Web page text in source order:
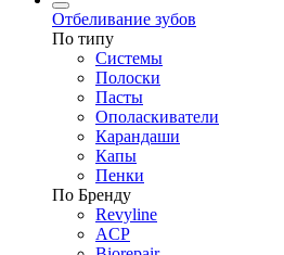
Отбеливание зубов
По типу
Системы
Полоски
Пасты
Ополаскиватели
Карандаши
Капы
Пенки
По Бренду
Revyline
ACP